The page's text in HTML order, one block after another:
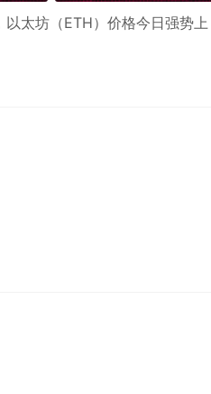
太坊（ETH）价格今日强势上